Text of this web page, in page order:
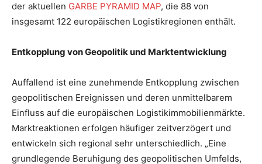
der aktuellen GARBE PYRAMID MAP, die 88 von
insgesamt 122 europäischen Logistikregionen enthält.
Entkopplung von Geopolitik und Marktentwicklung
Auffallend ist eine zunehmende Entkopplung zwischen
geopolitischen Ereignissen und deren unmittelbarem
Einfluss auf die europäischen Logistikimmobilienmärkte.
Marktreaktionen erfolgen häufiger zeitverzögert und
entwickeln sich regional sehr unterschiedlich. „Eine
grundlegende Beruhigung des geopolitischen Umfelds,